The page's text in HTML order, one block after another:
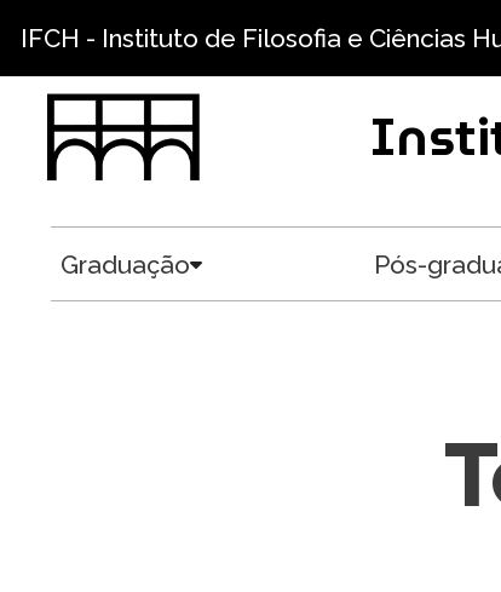
IFCH - Instituto de Filosofia e Ciências
Graduação Pós-